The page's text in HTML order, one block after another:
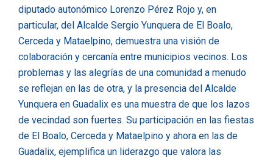
diputado autonómico Lorenzo Pérez Rojo y, en
particular, del Alcalde Sergio Yunquera de El Boalo,
Cerceda y Mataelpino, demuestra una visión de
colaboración y cercanía entre municipios vecinos. Los
problemas y las alegrías de una comunidad a menudo
se reflejan en las de otra, y la presencia del Alcalde
Yunquera en Guadalix es una muestra de que los lazos
de vecindad son fuertes. Su participación en las fiestas
de El Boalo, Cerceda y Mataelpino y ahora en las de
Guadalix, ejemplifica un liderazgo que valora las